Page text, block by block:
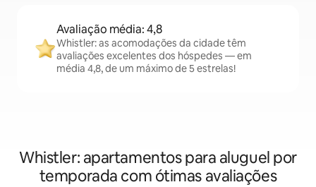
Avaliação média: 4,8
Whistler: as acomodações da cidade têm
avaliações excelentes dos hóspedes — em
média 4,8, de um máximo de 5 estrelas!
Whistler: apartamentos para aluguel por
temporada com ótimas avaliações